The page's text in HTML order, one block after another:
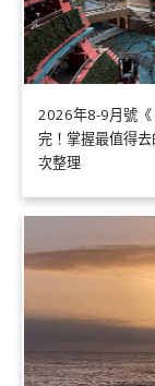
2026年8-9月號《
完！掌握最值得
次整理